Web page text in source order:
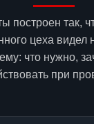
построен так,
цеха
что нужно,
при